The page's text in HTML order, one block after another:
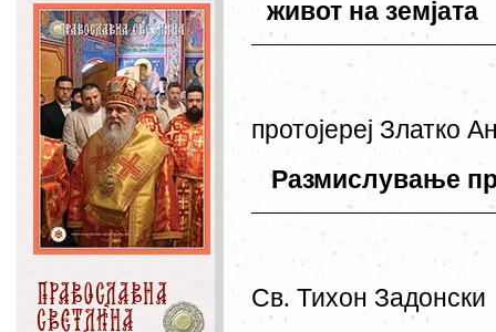
живот на земјата
протојереј Златко
Размислување
Св. Тихон Задонски